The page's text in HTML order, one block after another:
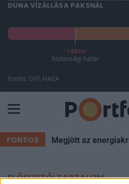
DUNA VÍZÁLLÁSA PAKSNÁL
-144cm
biztonsági határ
Forrás: OVF, HAEA
FONTOS
ELŐFIZETŐI TARTALOM